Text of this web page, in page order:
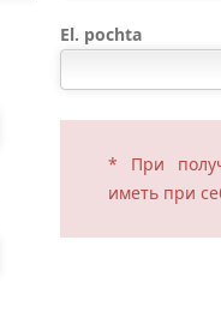
El. pochta
* При
иметь при